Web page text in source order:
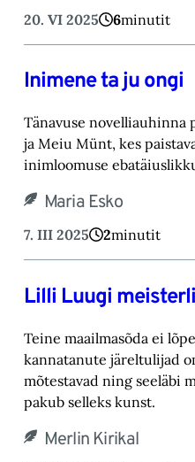
20. VI 2025 6minutit
Inimene ta ju ongi
Tänavuse novelliauhinna
ja Meiu Münt, kes
inimloomuse
Maria Esko
7. III 2025 2minutit
Lilli Luugi
Teine maailmasõda ei
kannatanute järeltulijad
mõtestavad ning seeläbi
pakub selleks kunst.
Merlin Kirikal